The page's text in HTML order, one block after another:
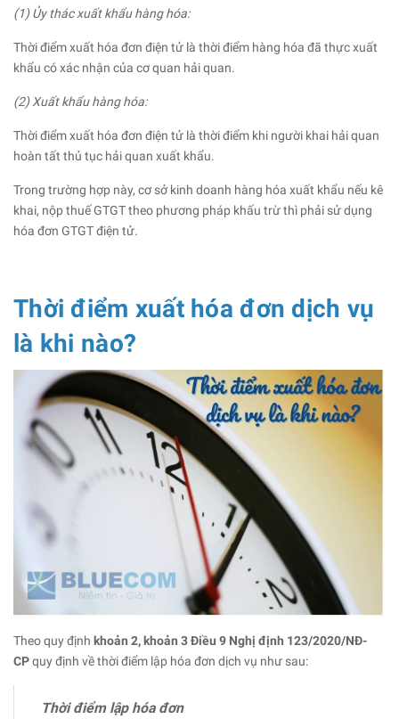
(1) Ủy thác xuất khẩu hàng hóa:
Thời điểm xuất hóa đơn điện tử là thời điểm hàng hóa đã thực xuất
khẩu có xác nhận của cơ quan hải quan.
(2) Xuất khẩu hàng hóa:
Thời điểm xuất hóa đơn điện tử là thời điểm khi người khai hải quan
hoàn tất thủ tục hải quan xuất khẩu.
Trong trường hợp này, cơ sở kinh doanh hàng hóa xuất khẩu nếu kê
khai, nộp thuế GTGT theo phương pháp khấu trừ thì phải sử dụng
hóa đơn GTGT điện tử.
Thời điểm xuất hóa đơn dịch vụ
là khi nào?
Theo quy định khoản 2, khoản 3 Điều 9 Nghị định 123/2020/NĐ-
CPquy định về thời điểm lập hóa đơn dịch vụ như sau:
Thời điểm lập hóa đơn